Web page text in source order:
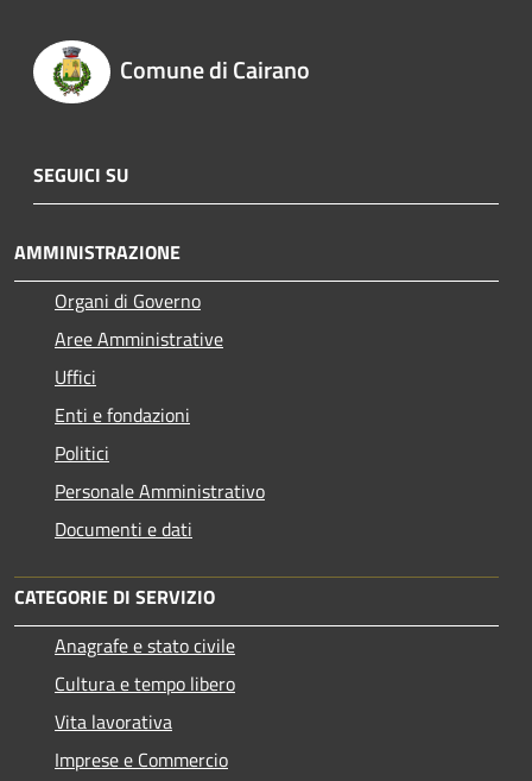
Comune di Cairano
SEGUICI SU
AMMINISTRAZIONE
Organi di Governo
Aree Amministrative
Uffici
Enti e fondazioni
Politici
Personale Amministrativo
Documenti e dati
CATEGORIE DI SERVIZIO
Anagrafe e stato civile
Cultura e tempo libero
Vita lavorativa
Imprese e Commercio